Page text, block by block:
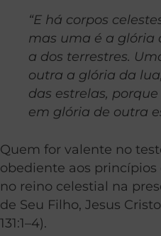
“E há corpos
mas uma é a glória
a dos terrestres.
outra a glória da
das estrelas,
em glória de outra
Quem for valente no
obediente aos
no reino celestial na
de Seu Filho, Jesus
131:1–4).